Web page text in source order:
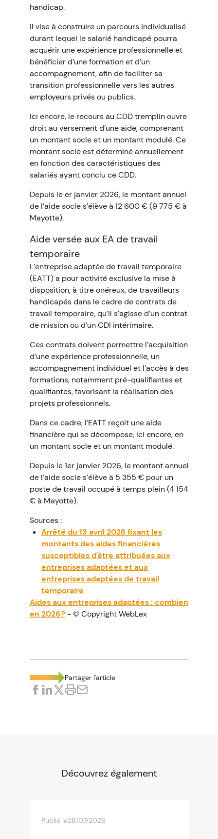
handicap.
Il vise à construire un parcours individualisé
durant lequel le salarié handicapé pourra
acquérir une expérience professionnelle et
bénéficier d’une formation et d’un
accompagnement, afin de faciliter sa
transition professionnelle vers les autres
employeurs privés ou publics.
Ici encore, le recours au CDD tremplin ouvre
droit au versement d’une aide, comprenant
un montant socle et un montant modulé. Ce
montant socle est déterminé annuellement
en fonction des caractéristiques des
salariés ayant conclu ce CDD.
Depuis le er janvier 2026, le montant annuel
de l’aide socle s’élève à 12 600 € (9 775 € à
Mayotte).
Aide versée aux EA de travail
temporaire
L’entreprise adaptée de travail temporaire
(EATT) a pour activité exclusive la mise à
disposition, à titre onéreux, de travailleurs
handicapés dans le cadre de contrats de
travail temporaire, qu’il s’agisse d’un contrat
de mission ou d’un CDI intérimaire.
Ces contrats doivent permettre l’acquisition
d’une expérience professionnelle, un
accompagnement individuel et l’accès à des
formations, notamment pré-qualifiantes et
qualifiantes, favorisant la réalisation des
projets professionnels.
Dans ce cadre, l’EATT reçoit une aide
financière qui se décompose, ici encore, en
un montant socle et un montant modulé.
Depuis le 1er janvier 2026, le montant annuel
de l’aide socle s’élève à 5 355 € pour un
poste de travail occupé à temps plein (4 154
€ à Mayotte).
Sources :
Arrêté du 13 avril 2026 fixant les
montants des aides financières
susceptibles d'être attribuées aux
entreprises adaptées et aux
entreprises adaptées de travail
temporaire
Aides aux entreprises adaptées : combien
en 2026 ?- © Copyright WebLex
Partager l'article
Découvrez également
Publié le28/07/2026